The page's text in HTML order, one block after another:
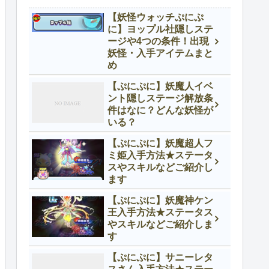
【妖怪ウォッチぷにぷ
に】ヨップル社隠しステ
ージや4つの条件！出現
妖怪・入手アイテムまと
め
【ぷにぷに】妖魔人イベ
ント隠しステージ解放条
件はなに？どんな妖怪が
いる？
【ぷにぷに】妖魔超人フ
ミ姫入手方法★ステータ
スやスキルなどご紹介し
ます
【ぷにぷに】妖魔神ケン
王入手方法★ステータス
やスキルなどご紹介しま
す
【ぷにぷに】サニーレタ